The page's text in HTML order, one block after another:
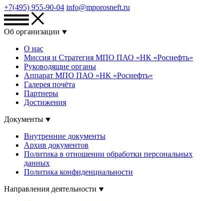
+7(495) 955-90-04 info@mporosneft.ru
Об организации
О нас
Миссия и Стратегия МПО ПАО «НК «Роснефть»
Руководящие органы
Аппарат МПО ПАО «НК «Роснефть»
Галерея почёта
Партнеры
Достижения
Документы
Внутренние документы
Архив документов
Политика в отношении обработки персональных
данных
Политика конфиденциальности
Направления деятельности